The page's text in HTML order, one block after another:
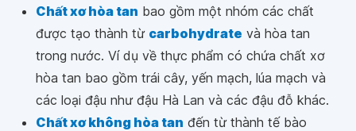
Chất xơ hòa tan bao gồm một nhóm các chất
được tạo thành từ carbohydrate và hòa tan
trong nước. Ví dụ về thực phẩm có chứa chất xơ
hòa tan bao gồm trái cây, yến mạch, lúa mạch và
các loại đậu như đậu Hà Lan và các đậu đỗ khác.
Chất xơ không hòa tan đến từ thành tế bào